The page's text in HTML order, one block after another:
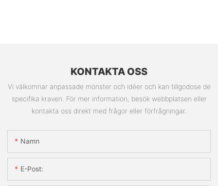
KONTAKTA OSS
Vi välkomnar anpassade mönster och idéer och kan tillgodose de
specifika kraven. För mer information, besök webbplatsen eller
kontakta oss direkt med frågor eller förfrågningar.
Namn
E-Post: